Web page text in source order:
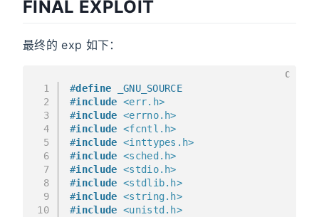
FINAL EXPLOIT
最终的 exp 如下：
1
2
3
4
5
6
7
8
9
10
#define _GNU_SOURCE
#include <err.h>
#include <errno.h>
#include <fcntl.h>
#include <inttypes.h>
#include <sched.h>
#include <stdio.h>
#include <stdlib.h>
#include <string.h>
#include <unistd.h>
C